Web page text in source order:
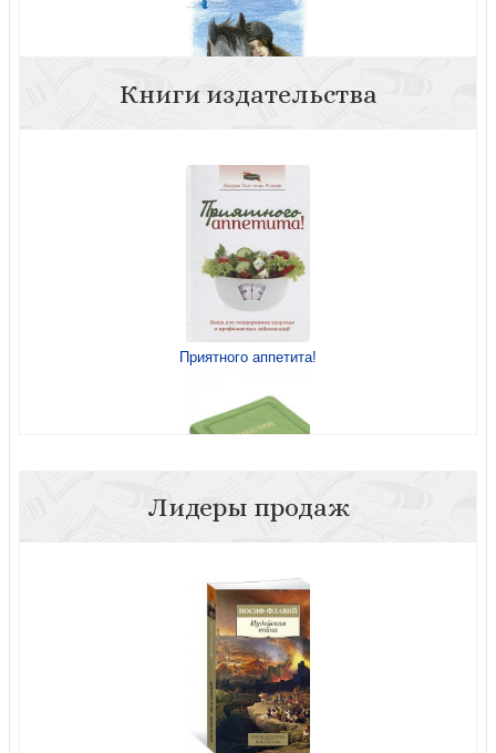
Туман. Истории о лошадях в 5 т. Том 1
Книги издательства
Приятного аппетита!
рециклированная кожа, золотой обрез, указатели)
Лидеры продаж